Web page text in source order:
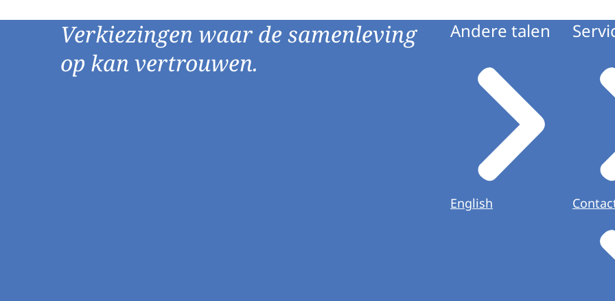
Verkiezingen waar de samenleving
op kan vertrouwen.
Andere talen
English